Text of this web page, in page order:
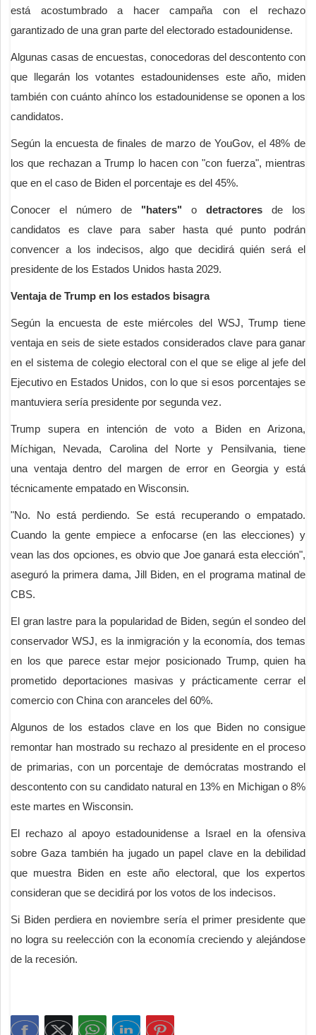
está acostumbrado a hacer campaña con el rechazo
garantizado de una gran parte del electorado estadounidense.
Algunas casas de encuestas, conocedoras del descontento con
que llegarán los votantes estadounidenses este año, miden
también con cuánto ahínco los estadounidense se oponen a los
candidatos.
Según la encuesta de finales de marzo de YouGov, el 48% de
los que rechazan a Trump lo hacen con "con fuerza", mientras
que en el caso de Biden el porcentaje es del 45%.
Conocer el número de "haters" o detractores de los
candidatos es clave para saber hasta qué punto podrán
convencer a los indecisos, algo que decidirá quién será el
presidente de los Estados Unidos hasta 2029.
Ventaja de Trump en los estados bisagra
Según la encuesta de este miércoles del WSJ, Trump tiene
ventaja en seis de siete estados considerados clave para ganar
en el sistema de colegio electoral con el que se elige al jefe del
Ejecutivo en Estados Unidos, con lo que si esos porcentajes se
mantuviera sería presidente por segunda vez.
Trump supera en intención de voto a Biden en Arizona,
Míchigan, Nevada, Carolina del Norte y Pensilvania, tiene
una ventaja dentro del margen de error en Georgia y está
técnicamente empatado en Wisconsin.
"No. No está perdiendo. Se está recuperando o empatado.
Cuando la gente empiece a enfocarse (en las elecciones) y
vean las dos opciones, es obvio que Joe ganará esta elección",
aseguró la primera dama, Jill Biden, en el programa matinal de
CBS.
El gran lastre para la popularidad de Biden, según el sondeo del
conservador WSJ, es la inmigración y la economía, dos temas
en los que parece estar mejor posicionado Trump, quien ha
prometido deportaciones masivas y prácticamente cerrar el
comercio con China con aranceles del 60%.
Algunos de los estados clave en los que Biden no consigue
remontar han mostrado su rechazo al presidente en el proceso
de primarias, con un porcentaje de demócratas mostrando el
descontento con su candidato natural en 13% en Michigan o 8%
este martes en Wisconsin.
El rechazo al apoyo estadounidense a Israel en la ofensiva
sobre Gaza también ha jugado un papel clave en la debilidad
que muestra Biden en este año electoral, que los expertos
consideran que se decidirá por los votos de los indecisos.
Si Biden perdiera en noviembre sería el primer presidente que
no logra su reelección con la economía creciendo y alejándose
de la recesión.